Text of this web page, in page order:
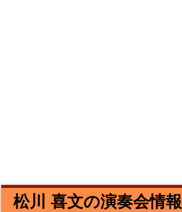
松川 喜文の演奏会情報